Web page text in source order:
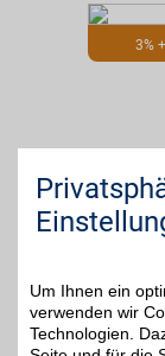
3%
OTTO
Um Ihnen ein
verwenden wir
Technologien.